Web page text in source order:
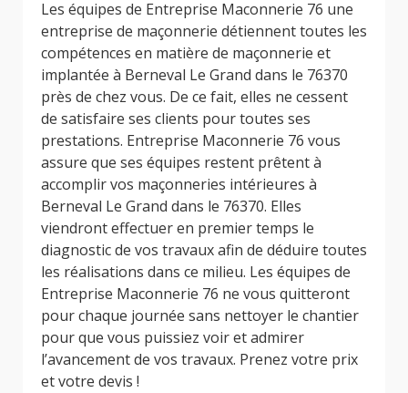
Les équipes de Entreprise Maconnerie 76 une
entreprise de maçonnerie détiennent toutes les
compétences en matière de maçonnerie et
implantée à Berneval Le Grand dans le 76370
près de chez vous. De ce fait, elles ne cessent
de satisfaire ses clients pour toutes ses
prestations. Entreprise Maconnerie 76 vous
assure que ses équipes restent prêtent à
accomplir vos maçonneries intérieures à
Berneval Le Grand dans le 76370. Elles
viendront effectuer en premier temps le
diagnostic de vos travaux afin de déduire toutes
les réalisations dans ce milieu. Les équipes de
Entreprise Maconnerie 76 ne vous quitteront
pour chaque journée sans nettoyer le chantier
pour que vous puissiez voir et admirer
l’avancement de vos travaux. Prenez votre prix
et votre devis !